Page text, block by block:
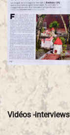
Vidéos -